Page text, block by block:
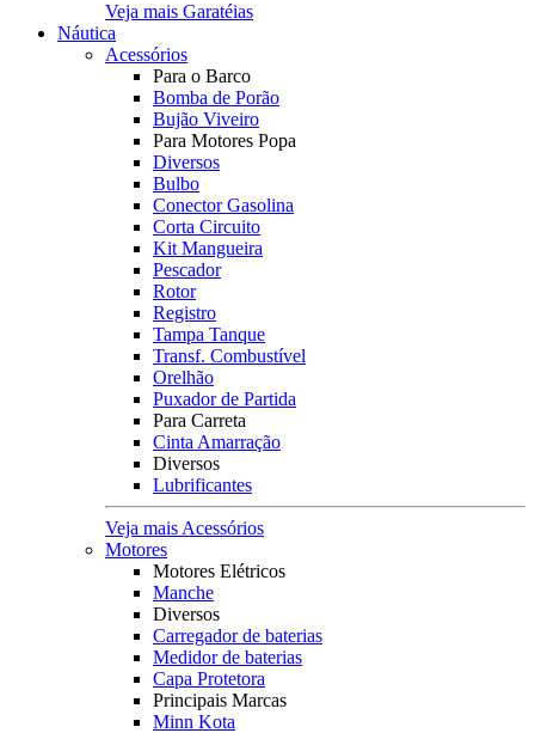
Veja mais Garatéias
Náutica
Acessórios
Para o Barco
Bomba de Porão
Bujão Viveiro
Para Motores Popa
Diversos
Bulbo
Conector Gasolina
Corta Circuito
Kit Mangueira
Pescador
Rotor
Registro
Tampa Tanque
Transf. Combustível
Orelhão
Puxador de Partida
Para Carreta
Cinta Amarração
Diversos
Lubrificantes
Veja mais Acessórios
Motores
Motores Elétricos
Manche
Diversos
Carregador de baterias
Medidor de baterias
Capa Protetora
Principais Marcas
Minn Kota